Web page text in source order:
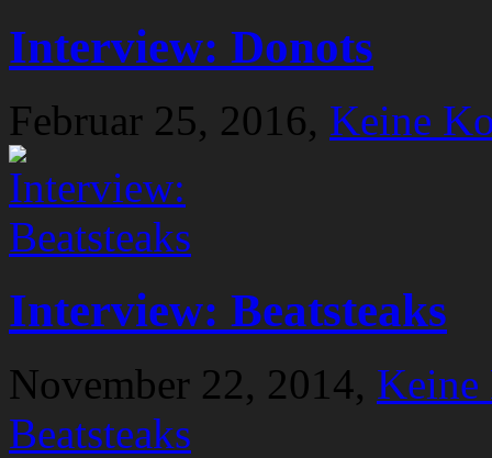
Interview: Donots
Februar 25, 2016, Keine
Interview: Beatsteaks
November 22, 2014, Keine
Beatsteaks